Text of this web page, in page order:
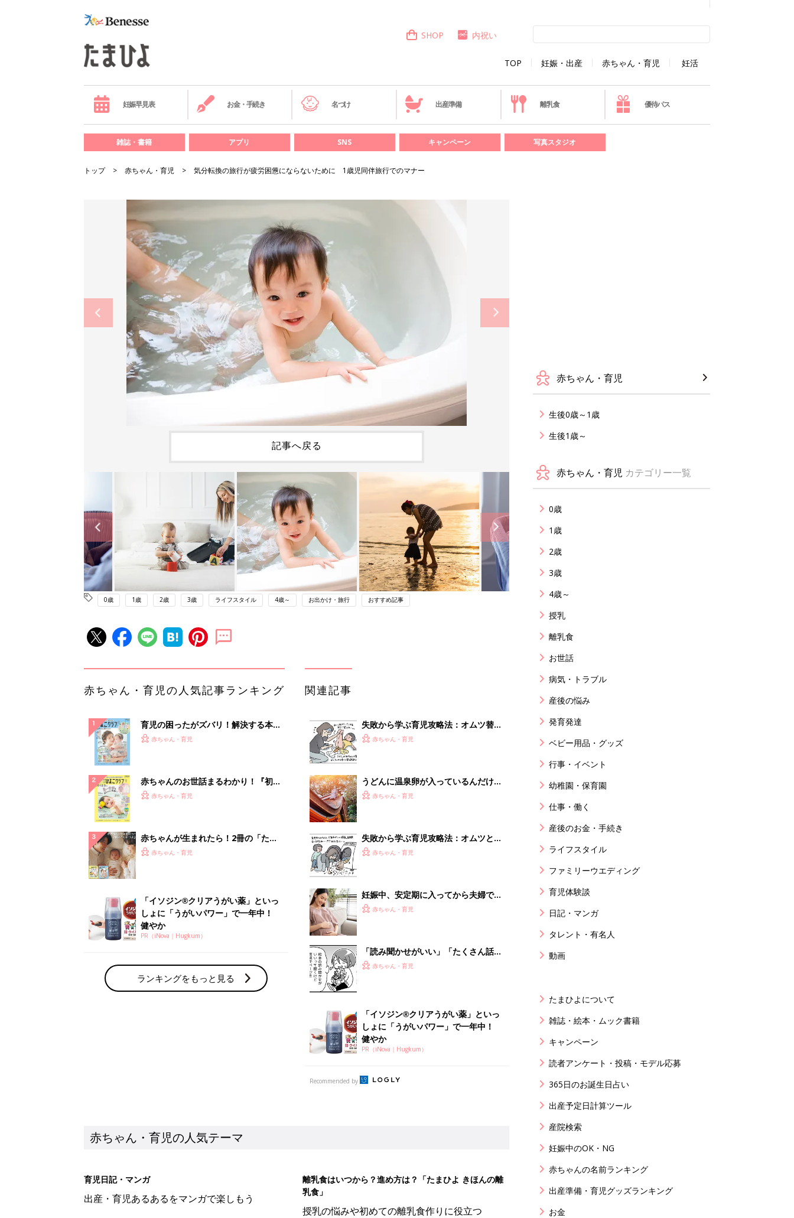
TOP 妊娠・出産 赤ちゃん・育児 妊活
SHOP 内祝い
妊娠早見表 お金・手続き 名づけ 出産準備 離乳食 優待パス
雑誌・書籍 アプリ SNS キャンペーン 写真スタジオ
トップ 赤ちゃん・育児 気分転換の旅行が疲労困憊にならないために 1歳児同伴旅行でのマナー
記事へ戻る
0歳 1歳 2歳 3歳 ライフスタイル 4歳～ お出かけ・旅行 おすすめ記事
赤ちゃん・育児の人気記事ランキング
育児の困ったがズバリ！解決する本
『ひよこクラブ 夏号』 4カ月～2才
赤ちゃん・育児
赤ちゃんのお世話まるわかり！『初め
てのひよこクラブ 夏号』〈巻頭大特
赤ちゃん・育児
赤ちゃんが生まれたら！2冊の「たま
ひよ」
赤ちゃん・育児
「イソジン®クリアうがい薬」といっ
しょに「うがいパワー」で一年中！
健やか
PR（iNova｜Hugkum）
ランキングをもっと見る
関連記事
失敗から学ぶ育児攻略法：オムツ替え
[ハハのさけび #76]
赤ちゃん・育児
うどんに温泉卵が入っているんだけど
食べても大丈夫？－”まいにちのたま
赤ちゃん・育児
失敗から学ぶ育児攻略法：オムツと洗
濯[ハハのさけび #77]
赤ちゃん・育児
妊娠中、安定期に入ってから夫婦で旅
行に行かれた方いますか？－”まいに
赤ちゃん・育児
「読み聞かせがいい」「たくさん話し
かけて」というけど……子どもの発語
赤ちゃん・育児
「イソジン®クリアうがい薬」といっ
しょに「うがいパワー」で一年中！
健やか
PR（iNova｜Hugkum）
Recommended by
赤ちゃん・育児の人気テーマ
育児日記・マンガ
出産・育児あるあるをマンガで楽しもう
離乳食はいつから？進め方は？「たまひよ きほんの離
乳食」
授乳の悩みや初めての離乳食作りに役立つ
赤ちゃん・育児
生後0歳～1歳
生後1歳～
赤ちゃん・育児 カテゴリー一覧
0歳
1歳
2歳
3歳
4歳～
授乳
離乳食
お世話
病気・トラブル
産後の悩み
発育発達
ベビー用品・グッズ
行事・イベント
幼稚園・保育園
仕事・働く
産後のお金・手続き
ライフスタイル
ファミリーウエディング
育児体験談
日記・マンガ
タレント・有名人
動画
たまひよについて
雑誌・絵本・ムック書籍
キャンペーン
読者アンケート・投稿・モデル応募
365日のお誕生日占い
出産予定日計算ツール
産院検索
妊娠中のOK・NG
赤ちゃんの名前ランキング
出産準備・育児グッズランキング
お金